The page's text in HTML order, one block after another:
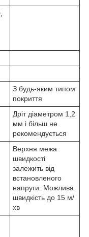
З будь-яким типом
покриття
Дріт діаметром 1,2
мм і більш не
рекомендується
Верхня межа
швидкості
залежить від
встановленого
напруги. Можлива
швидкість до 15 м/
хв